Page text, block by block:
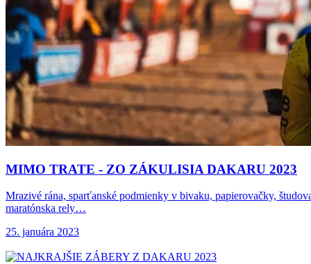
MIMO TRATE - ZO ZÁKULISIA DAKARU 2023
Mrazivé rána, sparťanské podmienky v bivaku, papierovačky,
maratónska rely…
25. januára 2023